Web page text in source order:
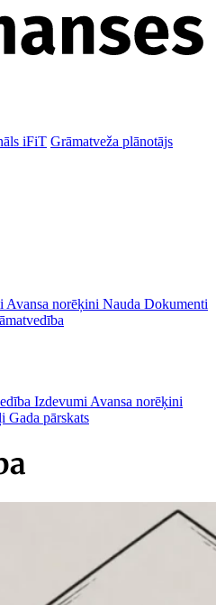
iFiT Grāmatveža plānotājs
Avansa norēķini Nauda Dokumenti
Izdevumi Avansa norēķini
Gada pārskats